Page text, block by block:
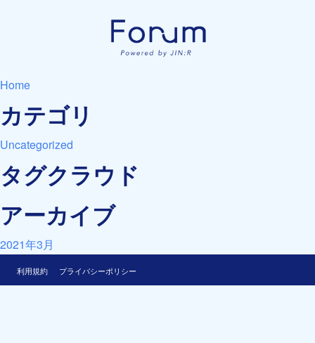
Home
カテゴリ
Uncategorized
タグクラウド
アーカイブ
2021年3月
利用規約 プライバシーポリシー